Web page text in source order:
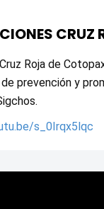
CRUZ
Roja de
prevención y
s_0Irqx5lqc